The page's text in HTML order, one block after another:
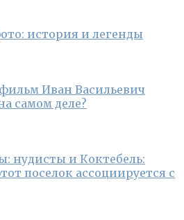
история и легенды
Иван Васильевич
самом деле?
нудисты и Коктебель:
поселок ассоциируется с